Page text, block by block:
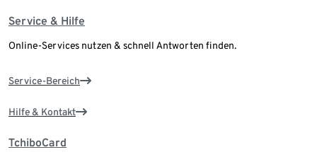
Service & Hilfe
Online-Services nutzen & schnell Antworten finden.
Service-Bereich
Hilfe & Kontakt
TchiboCard